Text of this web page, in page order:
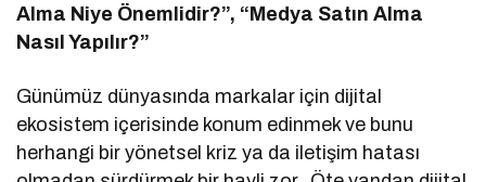
Alma Niye Önemlidir?”, “Medya Satın Alma
Nasıl Yapılır?”
Günümüz dünyasında markalar için dijital
ekosistem içerisinde konum edinmek ve bunu
herhangi bir yönetsel kriz ya da iletişim hatası